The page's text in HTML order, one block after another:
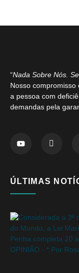
“Nada Sobre Nós.
Nosso compromisso
a pessoa com
demandas pela
ÚLTIMAS